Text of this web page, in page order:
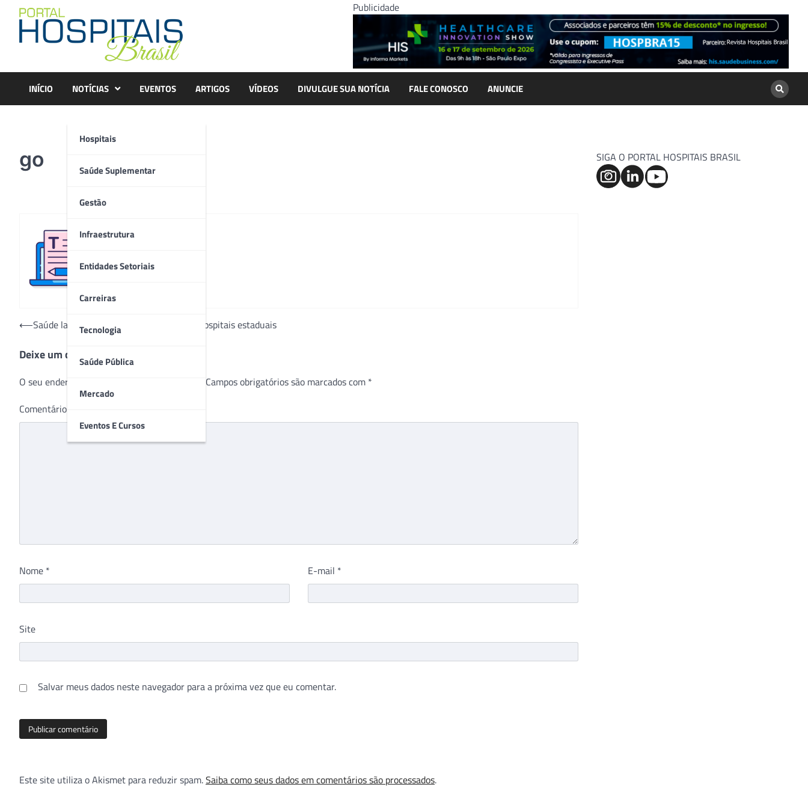
content
Publicidade
INÍCIO NOTÍCIAS
Hospitais
Saúde Suplementar
Gestão
Infraestrutura
Entidades Setoriais
Carreiras
Tecnologia
Saúde Pública
Mercado
Eventos E Cursos
EVENTOS ARTIGOS VÍDEOS DIVULGUE SUA NOTÍCIA FALE CONOSCO ANUNCIE
go
Navegação
Post
⟵Saúde lança edital de chamamento para hospitais estaduais
Deixe um comentário
O seu endereço de e-mail não será publicado. Campos obrigatórios são marcados com *
Comentário
Nome * E-mail *
Site
Salvar meus dados neste navegador para a próxima vez que eu comentar.
Este site utiliza o Akismet para reduzir spam.Saiba como seus dados em comentários são processados.
SIGA O PORTAL HOSPITAIS BRASIL